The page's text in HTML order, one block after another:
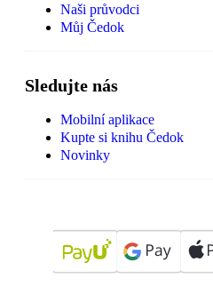
Naši průvodci
Můj Čedok
Sledujte nás
Mobilní aplikace
Kupte si knihu Čedok
Novinky